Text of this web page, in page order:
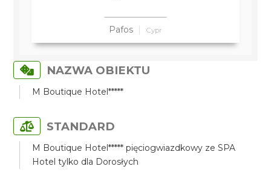
Pafos Cypr
NAZWA OBIEKTU
M Boutique Hotel*****
STANDARD
M Boutique Hotel***** pięciogwiazdkowy ze SPA
Hotel tylko dla Dorosłych